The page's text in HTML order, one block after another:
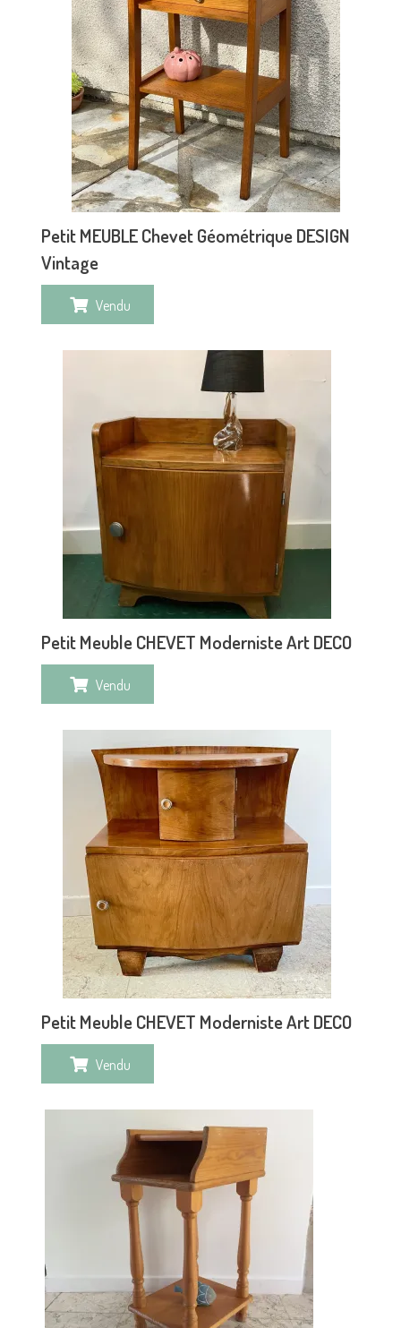
Petit MEUBLE Chevet Géométrique DESIGN
Vintage
Vendu
Petit Meuble CHEVET Moderniste Art DECO
Vendu
Petit Meuble CHEVET Moderniste Art DECO
Vendu